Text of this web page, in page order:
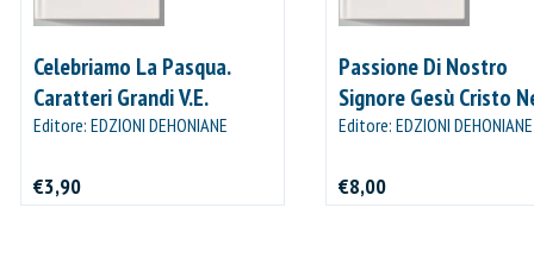
Celebriamo La Pasqua.
Caratteri Grandi V.E.
Editore: EDZIONI DEHONIANE
€3,90
Passione Di Nostro
Signore Gesù Cristo
Editore: EDZIONI DEHONIANE
€8,00